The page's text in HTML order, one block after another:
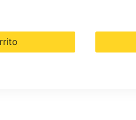
es:
$ 420.000.